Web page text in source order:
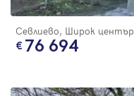
Севлиево, Широк център
76 694